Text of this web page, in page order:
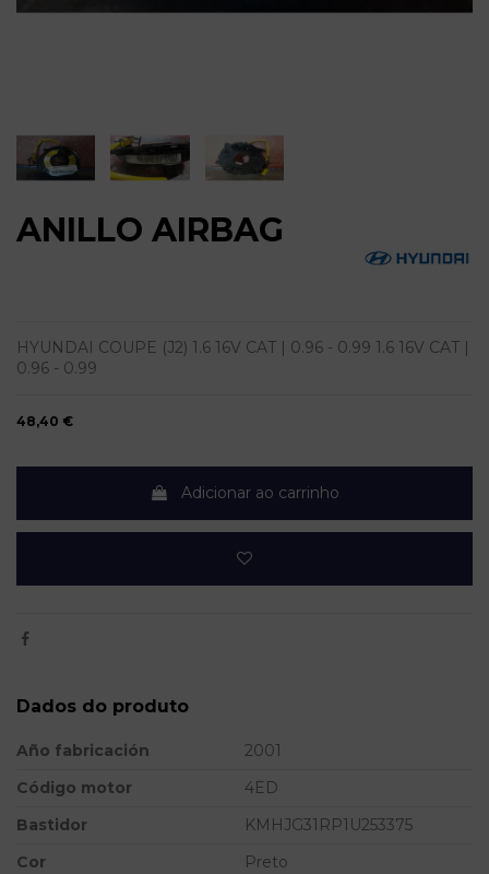
ANILLO AIRBAG
HYUNDAI COUPE (J2) 1.6 16V CAT | 0.96 - 0.99 1.6 16V CAT |
0.96 - 0.99
48,40 €
Adicionar ao carrinho
Dados do produto
Año fabricación
2001
Código motor
4ED
Bastidor
KMHJG31RP1U253375
Cor
Preto